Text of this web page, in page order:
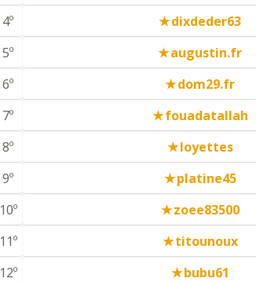
4º
dixdeder63
5º
augustin.fr
6º
dom29.fr
7º
fouadatallah
8º
loyettes
9º
platine45
10º
zoee83500
11º
titounoux
12º
bubu61